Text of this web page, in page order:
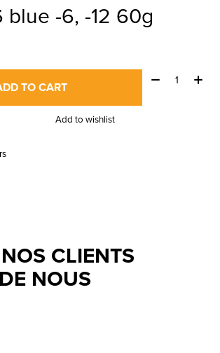
blue -6, -12 60g
TO CART
Quantity:
Add to wishlist
CLIENTS
NOUS